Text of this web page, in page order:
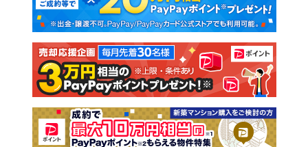
新築一戸建て 中古一戸建て
注文住宅 土地
売却査定